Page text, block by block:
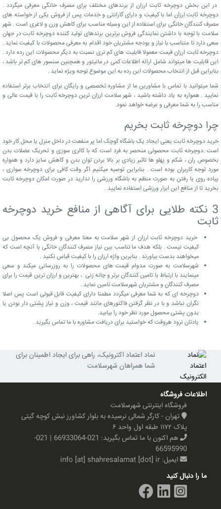
در این بخش دوچرخه ثابت ارزان از برندهای مختلف برای مصرف خانگی معرفی میگردد .
دوچرخه ثابت ارزان اما با کیفیت و دارای گارانتی و خدمات پس از فروش یکی از خواسته های
مصرف کنندگان خانگی برای استفاده از این وسیله مناسب برای کاهش وزن و لاغری است . شهر
سلامت با توجه با داشتن نمایندگی فروش برترین برندهای تولید کننده دوچرخه ثابت در جهان
سعی دارد تا متناسب با نیاز و بودجه مشتریان خود اقدام به معرفی محصولات با کیفیت نماید .
دوچرخه ثابت ارزان قیمت معمولا قابلیت های کم تری نسبت به دیگر محصولات این رده دارد .
این قابلیت ها میتواند شامل ارائه اطلاعات کمی در مانیتور و همچنین سنسور های کم تر باشد ،
بنابراین قبل از انتخاب محصولات این رده به این موضوع توجه ویژه نماید .
شما میتوانید با تماس با مشاورین ما از مشاوره تخصصی و رایگان برای انتخاب برتر استفاده
نمایید . همواره به یاد داشته باشید ، شهر سلامت ارزان ترین دوچرخه ثابت را با قیمت عالی و
مناسب را به شما معرفی و عرضه خواهد نمود.
چرا دوچرخه ثابت بخریم
خرید دوچرخه ثابت یعنی ایجاد یک باشگاه کوچک اما پر منفعت در داخل منزل یا محل کار خود
است .دوچرخه ثابت محصولی منحصر به فرد است که با کالری سوزی و تحریک عضلات بدن
بخصوص ران ، شکم و پهلو ها تاثیر زیادی بر بالا بردن توان بدن و کاهش سایز دارد و همواره
مورد توجه کاربران بوده است . بنابراین توصیه میکنیم اگر وقت کافی برای دوچرخه سواری ،
پیاده روی یا رفتن به صورت منظم به باشگاه ورزشی را ندارید در صورت امکان دوچرخه ثابت
بخرید تا از منافع این ابزار ورزشی استفاده نمایید .
3 نکته طلایی برای آگاهی از منافع خرید دوچرخه
ثابت
خرید دوچرخه ثابت ارزان از شهر سلامت به معنا معرفی و فروش یک محصول بی
کیفیت نیست . بلکه هدف ما تناسب بین نیاز مصرف کنندگان خانگی با آنچه است که
میخواهند بدست بیاورند . بنابرین واژه ارزان را با کیفیت قیاس نکنید .
شهرسلامت به صورت مدوام قیمت های محصولات را به روزرسانی میکند و سعی
مینمایند با ارتباط با تامین کنندگان برتر و چانه زنی ، بهترین و ارزان ترین قیمت را برای
مصرف کنندگان و مشتریان شهرسلامت تامین نماید .
دوچرخه ای که به شما معرفی میگردد مطمنا دارای کیفیت قابل قبولی است پس اصلا
نگران نباشد و با در نظر گرفتن فاکتورهای مانند قیمت ، وزن و نیاز پشتی دار بودن یا
بدون پشتی محصول مورد نظر خود را بیابید.
یادتان نرود هروقت که خواستید برای دریافت مشاوره با ما تماس بگیرید .
نماد اعتماد اکترونیک، راهی برای ایجاد اطمینان برای
شما همراهان شهرسلامت
اطلاعات فروشگاه
فروشگاه اینترنتی شهرسلامت
تهران - کارگر شمالی نرسیده به بلوار کشاورز نبش کوچه گیتی
پلاک ۱۱۷۲ طبقه اول واحد ۶
هم اکنون با ما تماس بگیرید:
021-66933064 | 021-
66595990
ایمیل: info [at] shahresalamat [dot] ir
ما را دنبال کنید